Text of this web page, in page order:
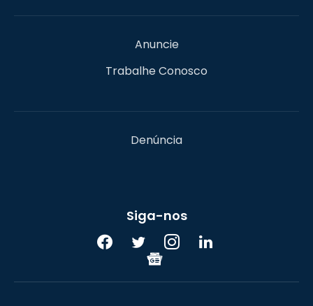
Anuncie
Trabalhe Conosco
Denúncia
Siga-nos